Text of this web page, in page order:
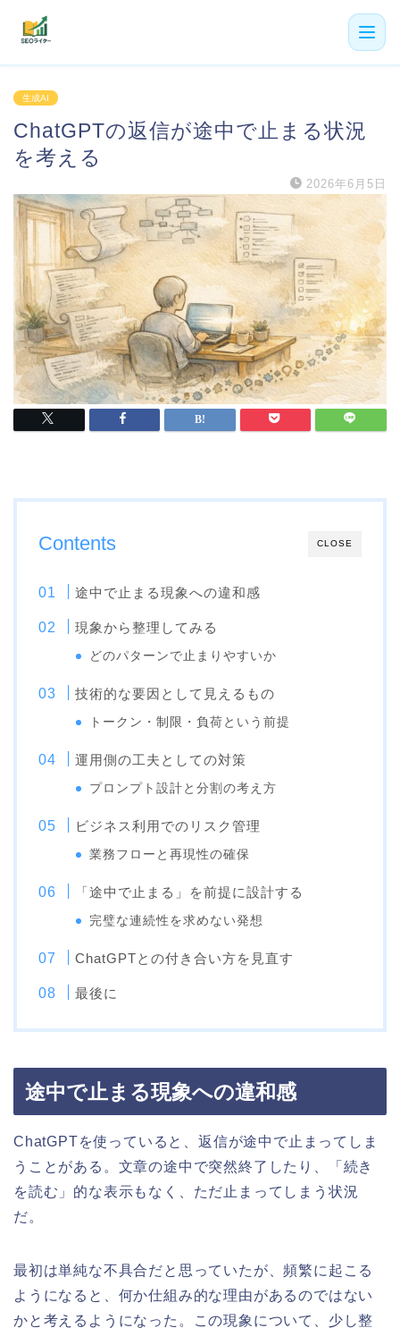
機能
利用者の声
よくある質問
導入事例
お役立ち記事
生成AI
ChatGPTの返信が途中で止まる状況
を考える
2026年6月5日
CLOSE
Contents
途中で止まる現象への違和感
現象から整理してみる
どのパターンで止まりやすいか
技術的な要因として見えるもの
トークン・制限・負荷という前提
運用側の工夫としての対策
プロンプト設計と分割の考え方
ビジネス利用でのリスク管理
業務フローと再現性の確保
「途中で止まる」を前提に設計する
完璧な連続性を求めない発想
ChatGPTとの付き合い方を見直す
最後に
途中で止まる現象への違和感
ChatGPTを使っていると、返信が途中で止まってしま
うことがある。文章の途中で突然終了したり、「続き
を読む」的な表示もなく、ただ止まってしまう状況
だ。
最初は単純な不具合だと思っていたが、頻繁に起こる
ようになると、何か仕組み的な理由があるのではない
かと考えるようになった。この現象について、少し整